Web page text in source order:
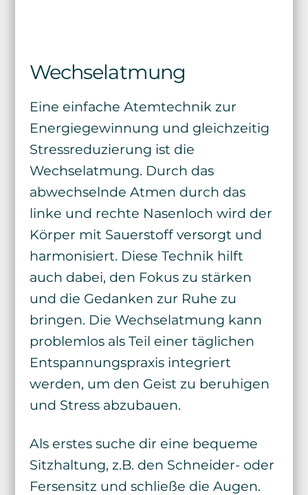
Wechselatmung
Eine einfache Atemtechnik zur
Energiegewinnung und gleichzeitig
Stressreduzierung ist die
Wechselatmung. Durch das
abwechselnde Atmen durch das
linke und rechte Nasenloch wird der
Körper mit Sauerstoff versorgt und
harmonisiert. Diese Technik hilft
auch dabei, den Fokus zu stärken
und die Gedanken zur Ruhe zu
bringen. Die Wechselatmung kann
problemlos als Teil einer täglichen
Entspannungspraxis integriert
werden, um den Geist zu beruhigen
und Stress abzubauen.
Als erstes suche dir eine bequeme
Sitzhaltung, z.B. den Schneider- oder
Fersensitz und schließe die Augen.